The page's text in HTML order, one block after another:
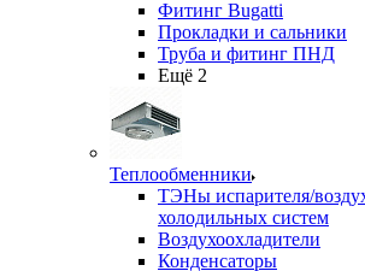
Фитинг Bugatti
Прокладки и сальники
Труба и фитинг ПНД
Ещё 2
Теплообменники
ТЭНы испарителя/
холодильных систем
Воздухоохладители
Конденсаторы